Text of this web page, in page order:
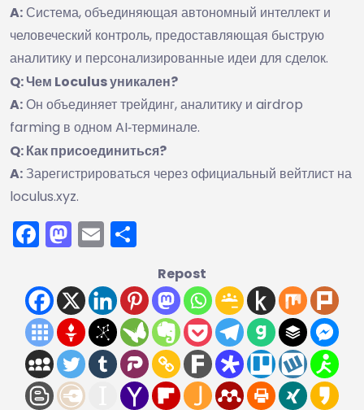
A: Система, объединяющая автономный интеллект и
человеческий контроль, предоставляющая быструю
аналитику и персонализированные идеи для сделок.
Q: Чем Loculus уникален?
A:Он объединяет трейдинг, аналитику и airdrop
farming в одном AI‑терминале.
Q: Как присоединиться?
A: Зарегистрироваться через официальный вейтлист на
loculus.xyz.
Facebook
Mastodon
Email
Repost